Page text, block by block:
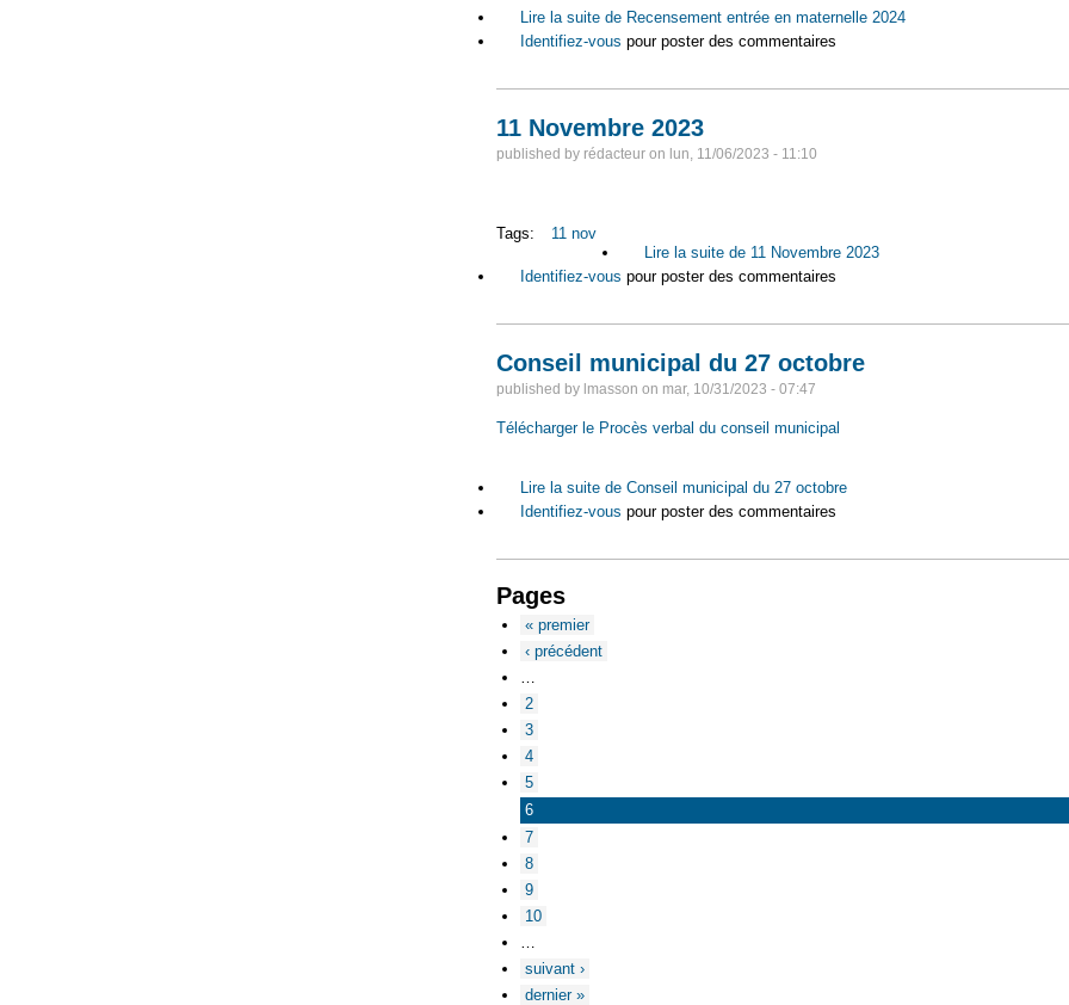
Lire la suitede Recensement entrée en maternelle 2024
Identifiez-vous pour poster des commentaires
11 Novembre 2023
published by rédacteuron lun, 11/06/2023 - 11:10
Tags:
11 nov
Lire la suitede 11 Novembre 2023
Identifiez-vous pour poster des commentaires
Conseil municipal du 27 octobre
published by lmasson on mar, 10/31/2023 - 07:47
Télécharger le Procès verbal du conseil municipal
Lire la suitede Conseil municipal du 27 octobre
Identifiez-vous pour poster des commentaires
Pages
« premier
‹ précédent
2
3
4
5
6
7
8
9
10
suivant ›
dernier »